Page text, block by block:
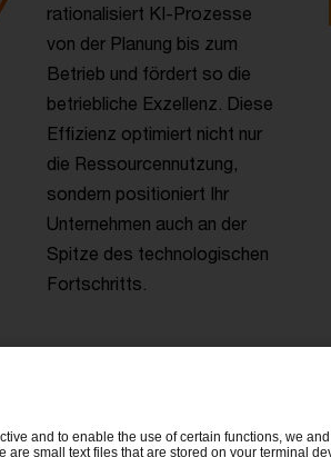
rationalisiert KI-Prozesse
von der Planung bis zum
Betrieb und fördert so die
betriebliche Exzellenz. Diese
Effizienz optimiert nicht nur
die Ressourcennutzung,
sondern positioniert Ihr
Unternehmen auch an der
Spitze des technologischen
Fortschritts.
and to enable the use of certain functions, we
are small text files that are stored on your terminal